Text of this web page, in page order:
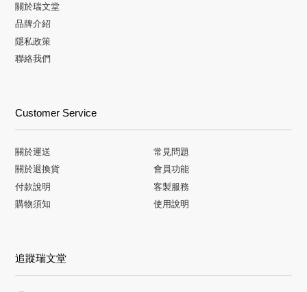
關於瑞文堂
品牌介紹
隱私政策
聯絡我們
Customer Service
關於運送
常見問題
關於退換貨
會員功能
付款說明
客製服務
購物須知
使用說明
追蹤瑞文堂